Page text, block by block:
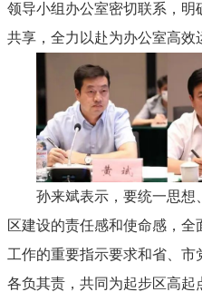
领导小组办公室密切联系，
共享，全力以赴为办公室高效
孙来斌表示，要统一思想
区建设的责任感和使命感，
工作的重要指示要求和省、市
各负其责，共同为起步区高起